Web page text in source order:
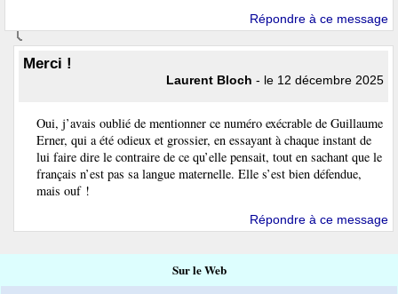
Répondre à ce message
Merci !
Laurent Bloch - le 12 décembre 2025
Oui, j’avais oublié de mentionner ce numéro exécrable de Guillaume
Erner, qui a été odieux et grossier, en essayant à chaque instant de
lui faire dire le contraire de ce qu’elle pensait, tout en sachant que le
français n’est pas sa langue maternelle. Elle s’est bien défendue,
mais ouf !
Répondre à ce message
Sur le Web